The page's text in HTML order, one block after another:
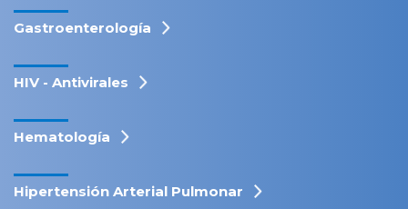
Gastroenterología
HIV - Antivirales
Hematología
Hipertensión Arterial Pulmonar